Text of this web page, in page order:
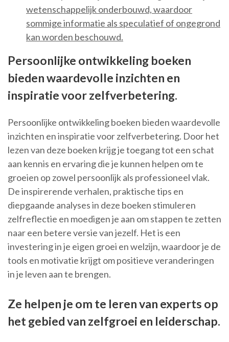
wetenschappelijk onderbouwd, waardoor
sommige informatie als speculatief of ongegrond
kan worden beschouwd.
Persoonlijke ontwikkeling boeken
bieden waardevolle inzichten en
inspiratie voor zelfverbetering.
Persoonlijke ontwikkeling boeken bieden waardevolle
inzichten en inspiratie voor zelfverbetering. Door het
lezen van deze boeken krijg je toegang tot een schat
aan kennis en ervaring die je kunnen helpen om te
groeien op zowel persoonlijk als professioneel vlak.
De inspirerende verhalen, praktische tips en
diepgaande analyses in deze boeken stimuleren
zelfreflectie en moedigen je aan om stappen te zetten
naar een betere versie van jezelf. Het is een
investering in je eigen groei en welzijn, waardoor je de
tools en motivatie krijgt om positieve veranderingen
in je leven aan te brengen.
Ze helpen je om te leren van experts op
het gebied van zelfgroei en leiderschap.